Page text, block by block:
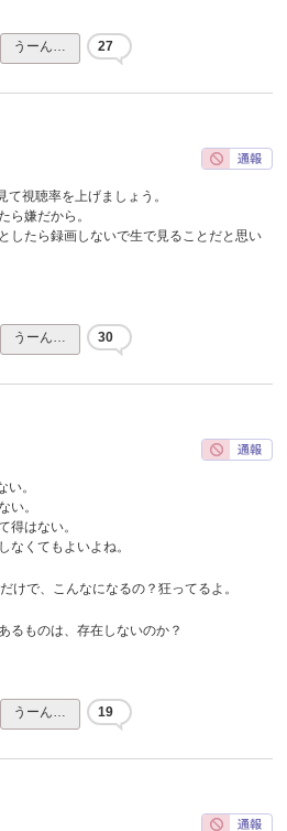
うーん… 27
視聴率を上げましょう。
ら嫌だから。
したら録画しないで生で見ることだと思い
うーん… 30
。
い。
得はない。
なくてもよいよね。
けで、こんなになるの？狂ってるよ。
るものは、存在しないのか？
うーん… 19